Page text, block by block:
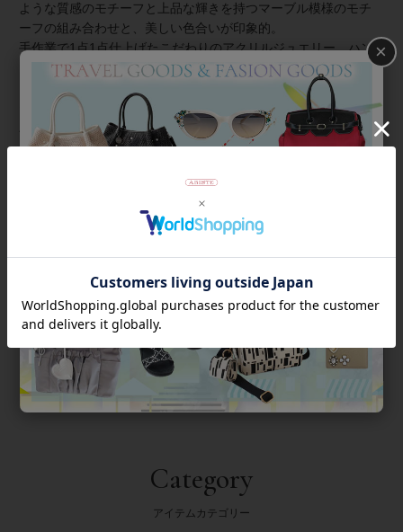
ような質感のモチーフと上品な輝きを持つマーブル模様のモチ
ーフの組み合わせと、美しい色合いが印象的。
手作業で1点1点仕上げたこだわりのアクリルジュエリー。ハン
ドメイドならではの魅力をお楽しみください。
≪シスカとは≫
上質な樹脂、ポリエステルレジンの特性を活かし、ガラスのよ
うな質感を再現しつつも、軽くてつけやすいことで人気を博し
返品について
Category
アイテムカテゴリー
×